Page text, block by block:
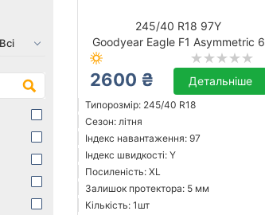
245/40 R18 97Y
Goodyear Eagle F1 Asymmetric 6
2600 ₴ Детальніше
Типорозмір: 245/40 R18
Сезон: літня
Індекс навантаження: 97
Індекс швидкості: Y
Посиленість: XL
Залишок протектора: 5 мм
Кількість: 1шт